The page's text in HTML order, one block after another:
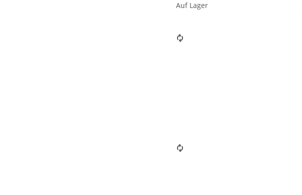
Auf Lager